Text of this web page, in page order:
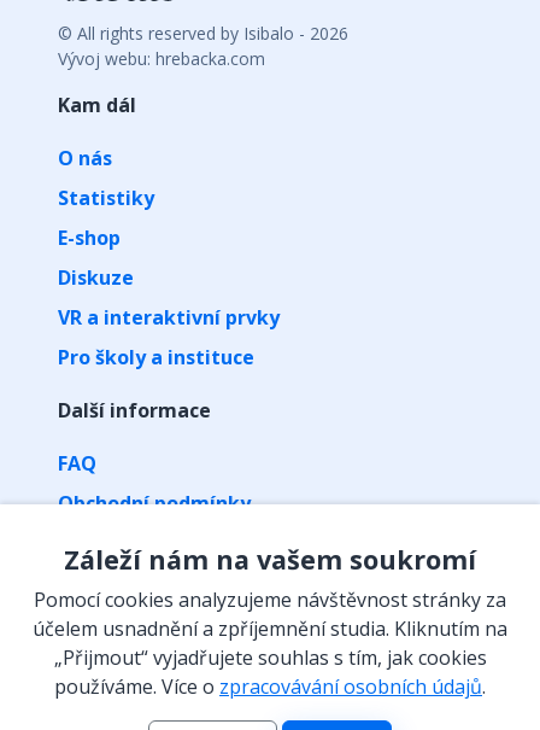
© All rights reserved by Isibalo - 2026
Vývoj webu: hrebacka.com
Kam dál
O nás
Statistiky
E-shop
Diskuze
VR a interaktivní prvky
Pro školy a instituce
Další informace
FAQ
Obchodní podmínky
Zpracování osobních údajů
Vyzvednutí předplatného kódem
Isibalo na sítích
Záleží nám na vašem soukromí
Pomocí cookies analyzujeme návštěvnost stránky za
účelem usnadnění a zpříjemnění studia. Kliknutím na
„Přijmout“ vyjadřujete souhlas s tím, jak cookies
používáme. Více o zpracovávání osobních údajů.